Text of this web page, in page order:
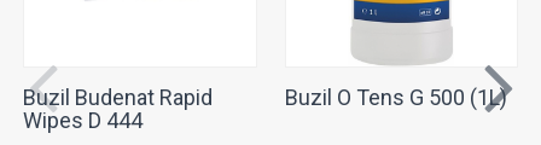
Buzil Budenat Rapid
Wipes D 444
Buzil O Tens G 500 (1L)